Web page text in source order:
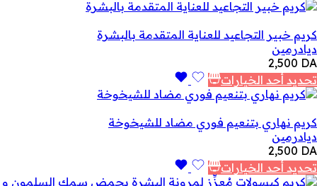
كريم خبير التجاعيد للعناية المتقدمة بالبشرة
ديادرمين
2,500 DA
تحديد أحد الخيارات
كريم نهاري بتنعيم فوري مضاد للشيخوخة
ديادرمين
2,500 DA
تحديد أحد الخيارات